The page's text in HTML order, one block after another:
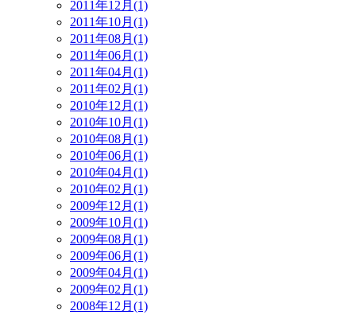
2011年12月(1)
2011年10月(1)
2011年08月(1)
2011年06月(1)
2011年04月(1)
2011年02月(1)
2010年12月(1)
2010年10月(1)
2010年08月(1)
2010年06月(1)
2010年04月(1)
2010年02月(1)
2009年12月(1)
2009年10月(1)
2009年08月(1)
2009年06月(1)
2009年04月(1)
2009年02月(1)
2008年12月(1)